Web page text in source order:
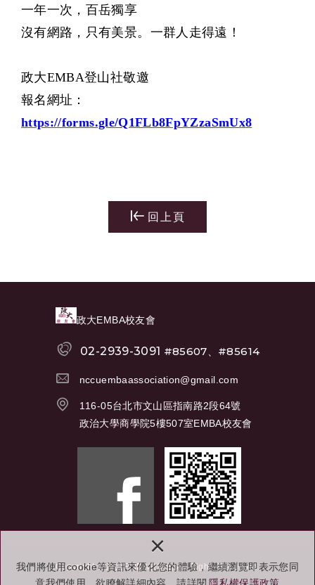
我們將使用cookie等資訊來優化您的體驗，繼續瀏覽即表示您同
×
一年一次，百岳獨享
​沒有網路，只有美景。一群人走得遠！
政大EMBA登山社敬邀
報名網址：
https://forms.gle/Q1FLb8FpYZzaSmUx8
回上頁
政大EMBA校友會
02-2939-3091 #85607、#85614
nccuembaassociation@gmail.com
116-05台北市文山區指南路2段64號
政治大學商學院5樓507室EMBA校友會
Copyright © 政大EMBA校友會 All Rights Reserved.